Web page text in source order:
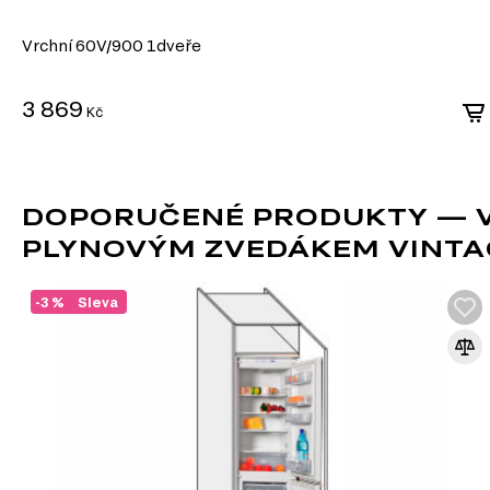
Vrchní 60V/900 1dveře
3 869 Kč
DOPORUČENÉ PRODUKTY —
PLYNOVÝM ZVEDÁKEM
Sleva
-3 %